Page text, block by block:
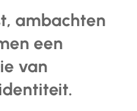
ambachten
een
van